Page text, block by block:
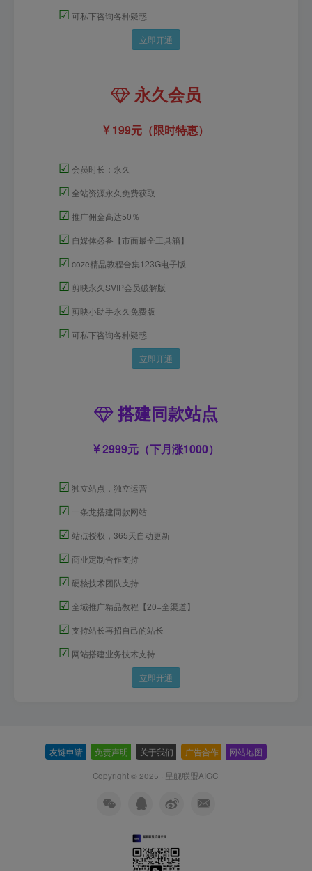
☑ 可私下咨询各种疑惑
立即开通
永久会员
199元（限时特惠）
☑ 会员时长：永久
☑ 全站资源永久免费获取
☑ 推广佣金高达50％
☑ 自媒体必备【市面最全工具箱】
☑ coze精品教程合集123G电子版
☑ 剪映永久SVIP会员破解版
☑ 剪映小助手永久免费版
☑ 可私下咨询各种疑惑
立即开通
搭建同款站点
2999元（下月涨1000）
☑ 独立站点，独立运营
☑ 一条龙搭建同款网站
☑ 站点授权，365天自动更新
☑ 商业定制合作支持
☑ 硬核技术团队支持
☑ 全域推广精品教程【20+全渠道】
☑ 支持站长再招自己的站长
☑ 网站搭建业务技术支持
立即开通
友链申请 免责声明 关于我们 广告合作 网站地图
Copyright © 2025 · 星舰联盟AIGC